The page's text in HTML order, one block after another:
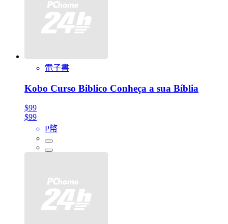
電子書
Kobo Curso Biblico Conheça a sua Bíblia
$99
$99
P幣